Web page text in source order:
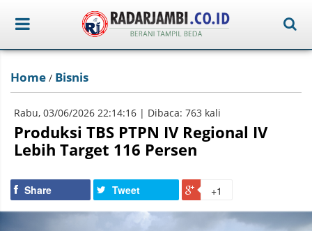
Home / Bisnis
Rabu, 03/06/2026 22:14:16 | Dibaca: 763 kali
Produksi TBS PTPN IV Regional IV
Lebih Target 116 Persen
Share Tweet +1